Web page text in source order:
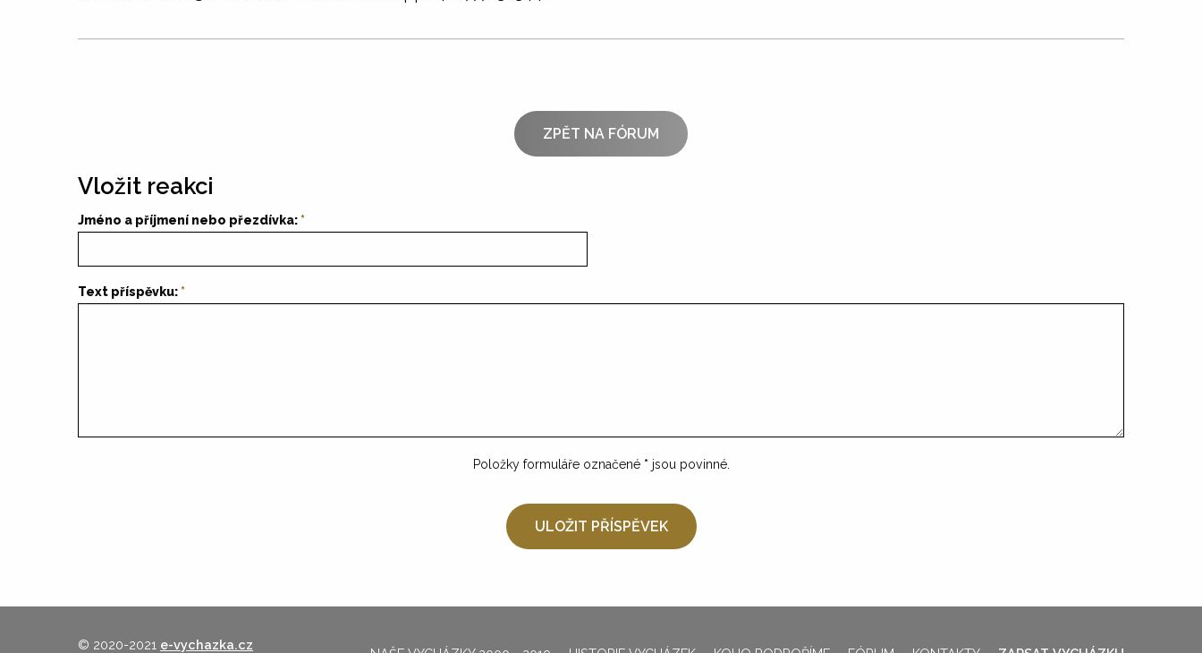
ZPĚT NA FÓRUM
Vložit reakci
Jméno a příjmení nebo přezdívka:
Text příspěvku:
Položky formuláře označené * jsou povinné.
© 2020-2021 e-vychazka.cz